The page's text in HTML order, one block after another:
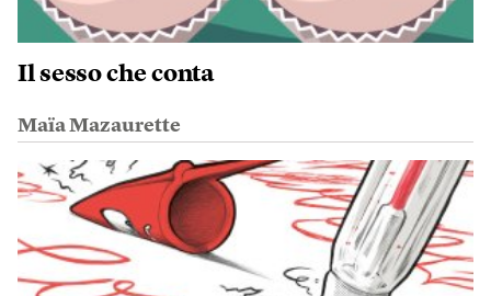
Il sesso che conta
Maïa Mazaurette